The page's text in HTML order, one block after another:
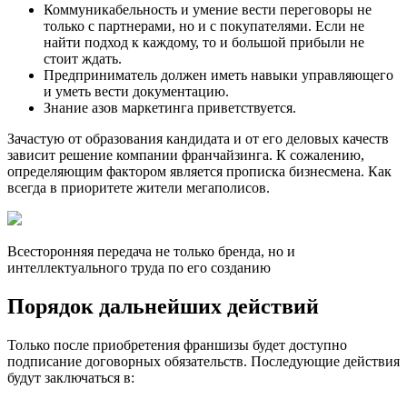
Коммуникабельность и умение вести переговоры не
только с партнерами, но и с покупателями. Если не
найти подход к каждому, то и большой прибыли не
стоит ждать.
Предприниматель должен иметь навыки управляющего
и уметь вести документацию.
Знание азов маркетинга приветствуется.
Зачастую от образования кандидата и от его деловых качеств
зависит решение компании франчайзинга. К сожалению,
определяющим фактором является прописка бизнесмена. Как
всегда в приоритете жители мегаполисов.
Всесторонняя передача не только бренда, но и
интеллектуального труда по его созданию
Порядок дальнейших действий
Только после приобретения франшизы будет доступно
подписание договорных обязательств. Последующие действия
будут заключаться в: